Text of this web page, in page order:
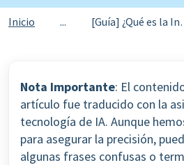
Inicio ... [Guía] ¿Qué es la Instalación Forzada para AirDroid Busin...
Nota Importante: El
artículo fue traducido con la
tecnología de IA. Aunque
para asegurar la precisión,
algunas frases confusas o